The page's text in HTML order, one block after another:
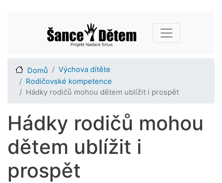
hlavnímu
obsahu
Main navigation
Domů
Výchova dítěte
Rodičovské kompetence
Hádky rodičů mohou dětem ublížit i prospět
Hádky rodičů mohou
dětem ublížit i
prospět